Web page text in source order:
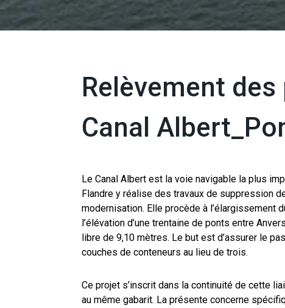
Relèvement
Canal
Le Canal Albert est la voie navigable la plus
Flandre y réalise des travaux de suppression
modernisation. Elle procède à l’élargissement
l’élévation d’une trentaine de ponts entre
libre de 9,10 mètres. Le but est d’assurer le
couches de conteneurs au lieu de trois.
Ce projet s’inscrit dans la continuité de cette
au même gabarit. La présente concerne